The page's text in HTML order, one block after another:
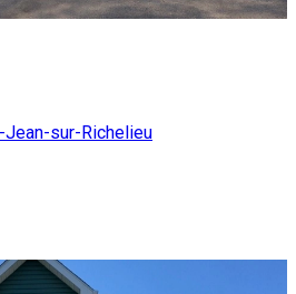
Jean-sur-Richelieu